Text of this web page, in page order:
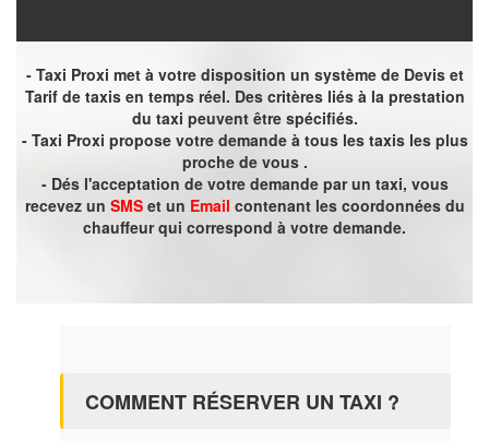
- Taxi Proxi met à votre disposition un système de Devis et
Tarif de taxis en temps réel. Des critères liés à la prestation
du taxi peuvent être spécifiés.
- Taxi Proxi propose votre demande à tous les taxis les plus
proche de vous .
- Dés l'acceptation de votre demande par un taxi, vous
recevez un SMSet un Email contenant les coordonnées du
chauffeur qui correspond à votre demande.
COMMENT RÉSERVER UN TAXI ?